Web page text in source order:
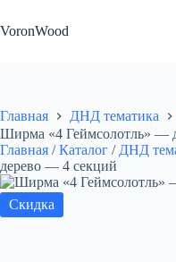
к
сути
VoronWood
Главная ДНД тематика
Ширма «4 Геймсолотль» —
Главная / Каталог / ДНД
дерево — 4 секций
Скидка